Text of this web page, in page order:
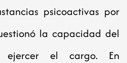
psicoactivas por
la capacidad del
ejercer el cargo. En